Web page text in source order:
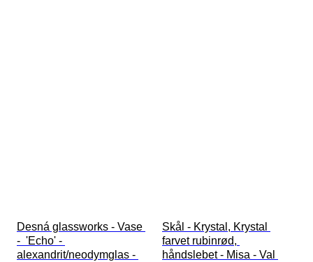
Desná glassworks - Vase
-  'Echo' -
alexandrit/neodymglas -
Skål - Krystal, Krystal
farvet rubinrød,
håndslebet - Misa - Val